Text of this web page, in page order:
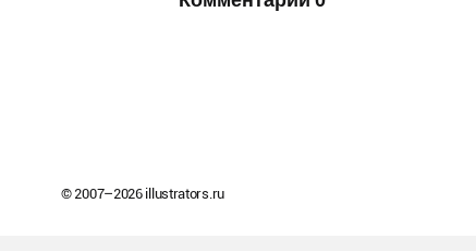
© 2007–2026illustrators.ru